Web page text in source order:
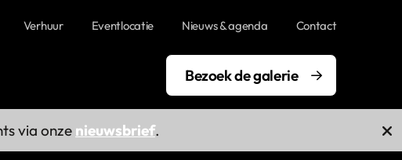
Verhuur Eventlocatie Nieuws & agenda Contact
Bezoek de galerie
via onze nieuwsbrief.